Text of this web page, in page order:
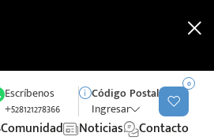
Escríbenos
+528121278366
Código Postal
Ingresar
0
Comunidad Noticias Contacto